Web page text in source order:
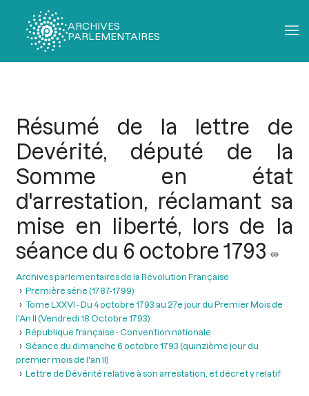
ARCHIVES
PARLEMENTAIRES
Résumé de la lettre de
Devérité, député de la
Somme en état
d'arrestation, réclamant sa
mise en liberté, lors de la
séance du 6 octobre 1793
Archives parlementaires de la Révolution Française
Première série (1787-1799)
Tome LXXVI - Du 4 octobre 1793 au 27e jour du Premier Mois de
l'An II (Vendredi 18 Octobre 1793)
République française - Convention nationale
Séance du dimanche 6 octobre 1793 (quinzième jour du
premier mois de l'an II)
Lettre de Dévérité relative à son arrestation, et décret y relatif